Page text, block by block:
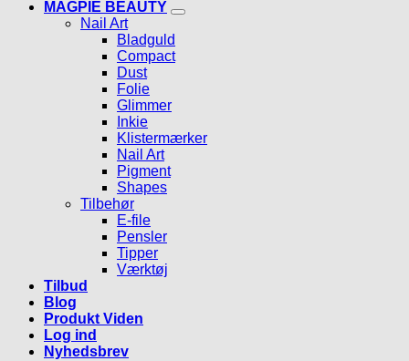
MAGPIE BEAUTY
Nail Art
Bladguld
Compact
Dust
Folie
Glimmer
Inkie
Klistermærker
Nail Art
Pigment
Shapes
Tilbehør
E-file
Pensler
Tipper
Værktøj
Tilbud
Blog
Produkt Viden
Log ind
Nyhedsbrev